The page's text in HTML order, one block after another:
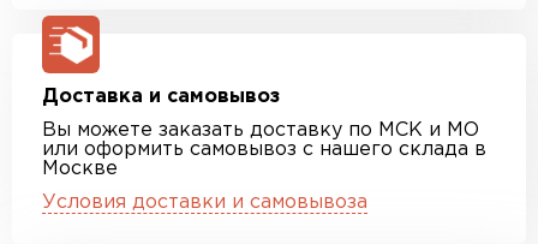
Доставка и самовывоз
Вы можете заказать доставку по МСК и МО
или оформить самовывоз с нашего склада в
Москве
Условия доставки и самовывоза